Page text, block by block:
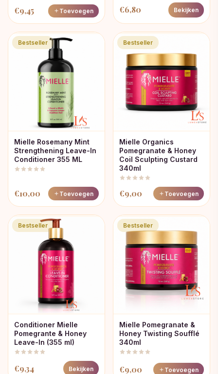
€9,45 Toevoegen €6,80 Bekijken
Bestseller
Mielle Rosemany Mint
Strengthening Leave-In
Conditioner 355 ML
€10,00 Toevoegen
Bestseller
Mielle Organics
Pomegranate & Honey
Coil Sculpting Custard
340ml
€9,00 Toevoegen
Bestseller
Conditioner Mielle
Pomegrante & Honey
Leave-In (355 ml)
€9,34 Bekijken
Bestseller
Mielle Pomegranate &
Honey Twisting Soufflé
340ml
€9,00 Toevoegen